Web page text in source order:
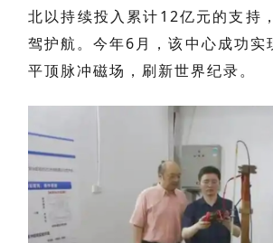
北以持续投入累计12亿元的支持
驾护航。今年6月，该中心成功
平顶脉冲磁场，刷新世界纪录。